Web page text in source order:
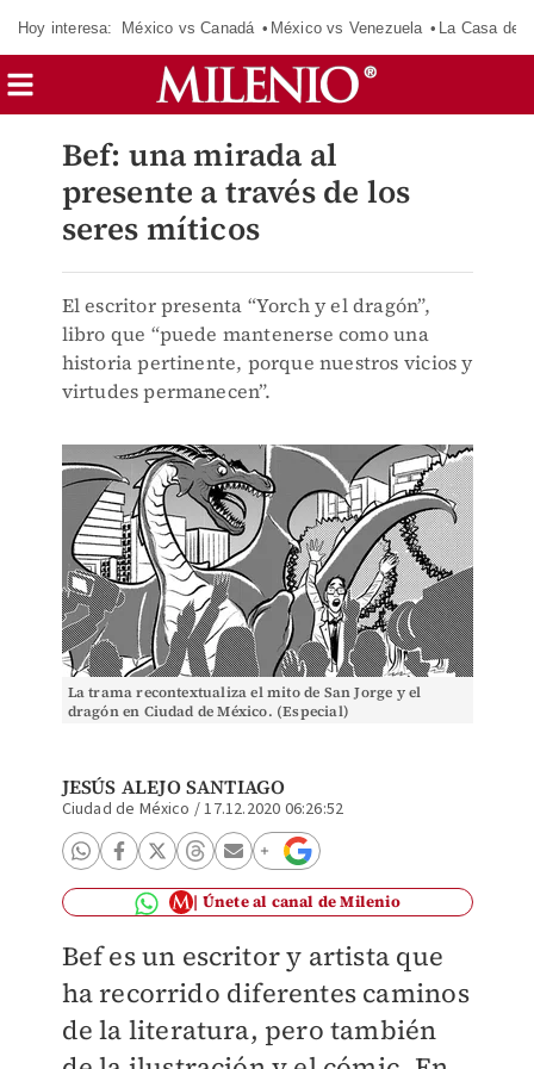
Hoy interesa: México vs Canadá México vs Venezuela La Casa de
Bef: una mirada al
presente a través de los
seres míticos
El escritor presenta “Yorch y el dragón”,
libro que “puede mantenerse como una
historia pertinente, porque nuestros vicios y
virtudes permanecen”.
La trama recontextualiza el mito de San Jorge y el
dragón en Ciudad de México. (Especial)
JESÚS ALEJO SANTIAGO
Ciudad de México /17.12.2020 06:26:52
Únete al canal de Milenio
Bef es un escritor y artista que
ha recorrido diferentes caminos
de la literatura, pero también